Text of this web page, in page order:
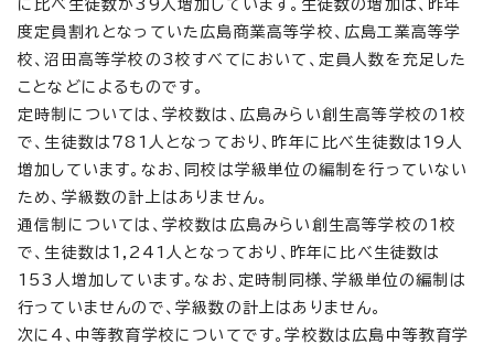
に比べ生徒数が39人増加しています。生徒数の増加は、昨年
度定員割れとなっていた広島商業高等学校、広島工業高等学
校、沼田高等学校の3校すべてにおいて、定員人数を充足した
ことなどによるものです。
定時制については、学校数は、広島みらい創生高等学校の1校
で、生徒数は781人となっており、昨年に比べ生徒数は19人
増加しています。なお、同校は学級単位の編制を行っていない
ため、学級数の計上はありません。
通信制については、学校数は広島みらい創生高等学校の1校
で、生徒数は1,241人となっており、昨年に比べ生徒数は
153人増加しています。なお、定時制同様、学級単位の編制は
行っていませんので、学級数の計上はありません。
次に4、中等教育学校についてです。学校数は広島中等教育学